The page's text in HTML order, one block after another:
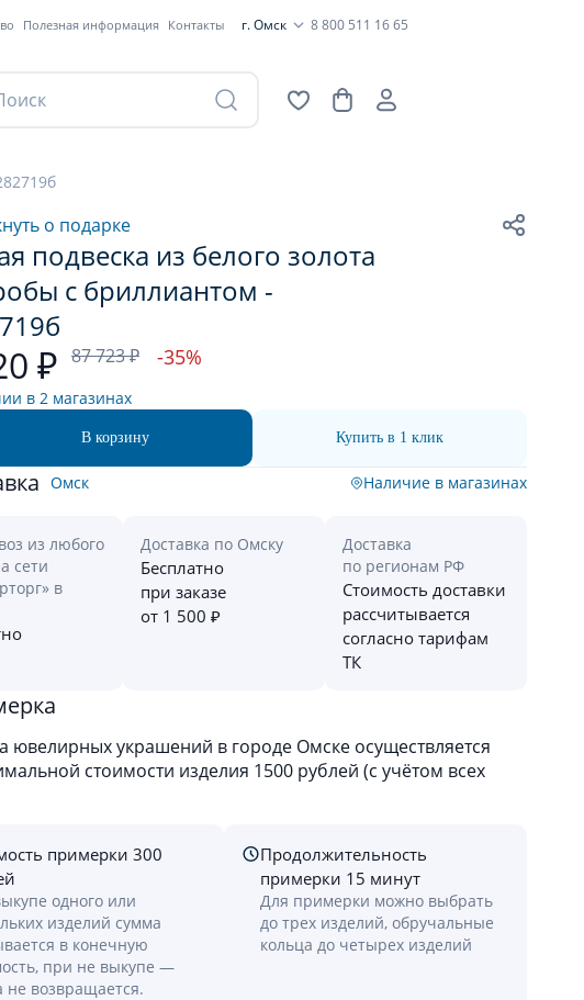
Полезная информация Контакты г. Омск 8 800 511 16 65
о подарке
подвеска из белого золота
с бриллиантом -
₽ 87 723 ₽ -35%
в 2 магазинах
В корзину Купить в 1 клик
Омск Наличие в магазинах
из любого
сети
в
Доставка по Омску
Бесплатно
при заказе
от 1 500 ₽
Доставка
по регионам РФ
Стоимость доставки
рассчитывается
согласно тарифам
ТК
ювелирных украшений в городе Омске осуществляется
стоимости изделия 1500 рублей (с учётом всех
примерки 300
одного или
изделий сумма
в конечную
при не выкупе —
не возвращается.
Продолжительность
примерки 15 минут
Для примерки можно выбрать
до трех изделий, обручальные
кольца до четырех изделий